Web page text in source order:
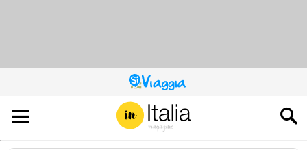
QUESTO
SITO
CONTRIBUISCE
ALL’AUDIENCE
DI